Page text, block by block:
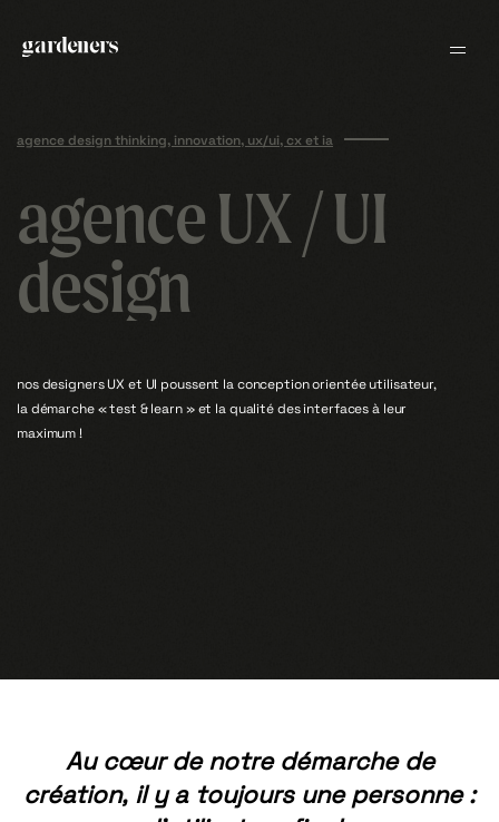
O
IR E
E
S
H
O
W
Skip
agence design thinking, innovation, ux/ui, cx et ia
agence UX / UI
design
nos designers UX et UI poussent la conception orientée utilisateur,
la démarche « test & learn » et la qualité des interfaces à leur
maximum !
Au cœur de notre démarche de
création, il y a toujours une personne :